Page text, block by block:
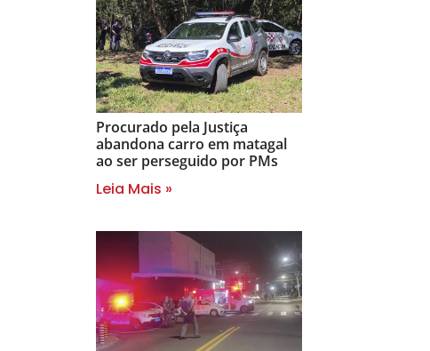
Procurado pela Justiça
abandona carro em matagal
ao ser perseguido por PMs
Leia Mais »